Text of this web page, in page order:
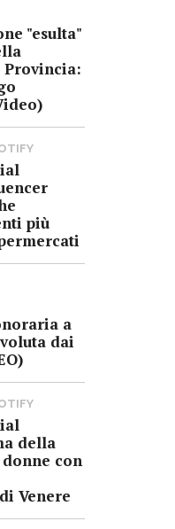
"esulta"
più
a
dai
della
con
Venere